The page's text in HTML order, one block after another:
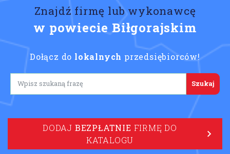
Znajdź firmę lub wykonawcę
w powiecie Biłgorajskim
Dołącz do lokalnych przedsiębiorców!
Lorem ipsum
DODAJ BEZPŁATNIE FIRMĘ DO
KATALOGU